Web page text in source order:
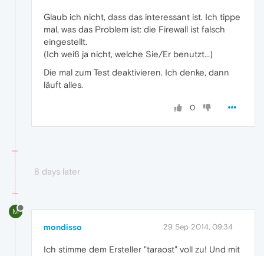
Glaub ich nicht, dass das interessant ist. Ich tippe
mal, was das Problem ist: die Firewall ist falsch
eingestellt.
(Ich weiß ja nicht, welche Sie/Er benutzt...)
Die mal zum Test deaktivieren. Ich denke, dann
läuft alles.
0
8 days later
M
mondisso 29 Sep 2014, 09:34
Ich stimme dem Ersteller "taraost" voll zu! Und mit